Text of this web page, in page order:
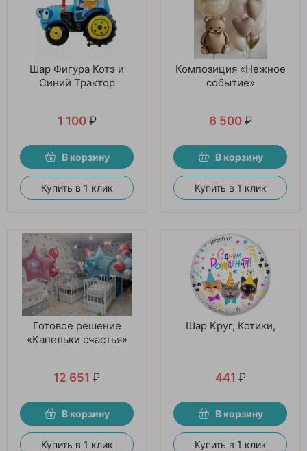
Шар Фигура Котэ и
Синий Трактор
1 100 ₽
В корзину
Купить в 1 клик
Композиция «Нежное
событие»
6 500 ₽
В корзину
Купить в 1 клик
Готовое решение
«Капельки счастья»
12 651 ₽
В корзину
Купить в 1 клик
Шар Круг, Котики,
441 ₽
В корзину
Купить в 1 клик